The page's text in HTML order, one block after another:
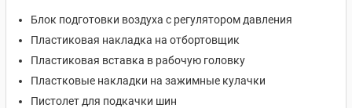
Блок подготовки воздуха с регулятором давления
Пластиковая накладка на отбортовщик
Пластиковая вставка в рабочую головку
Пластковые накладки на зажимные кулачки
Пистолет для подкачки шин